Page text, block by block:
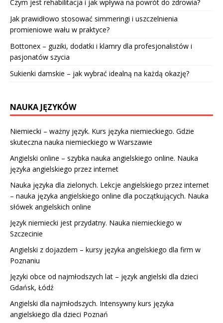
Czym jest rehabilitacja i jak wpływa na powrót do zdrowia?
Jak prawidłowo stosować simmeringi i uszczelnienia
promieniowe wału w praktyce?
Bottonex – guziki, dodatki i klamry dla profesjonalistów i
pasjonatów szycia
Sukienki damskie – jak wybrać idealną na każdą okazję?
NAUKA JĘZYKÓW
Niemiecki – ważny język. Kurs języka niemieckiego. Gdzie
skuteczna nauka niemieckiego w Warszawie
Angielski online – szybka nauka angielskiego online. Nauka
języka angielskiego przez internet
Nauka języka dla zielonych. Lekcje angielskiego przez internet
– nauka języka angielskiego online dla początkujących. Nauka
słówek angielskich online
Język niemiecki jest przydatny. Nauka niemieckiego w
Szczecinie
Angielski z dojazdem – kursy języka angielskiego dla firm w
Poznaniu
Języki obce od najmłodszych lat – język angielski dla dzieci
Gdańsk, Łódź
Angielski dla najmłodszych. Intensywny kurs języka
angielskiego dla dzieci Poznań